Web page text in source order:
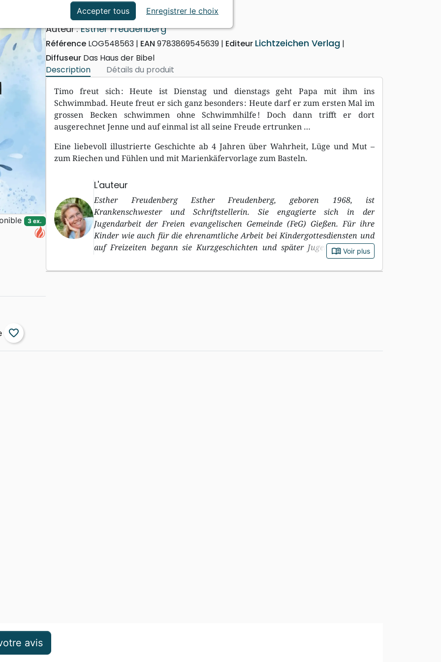
Événements actuels
Timo und das Schwimmbad
Auteur :Esther Freudenberg
Référence LOG548563 EAN 9783869545639 Editeur Lichtzeichen Verlag
Diffuseur Das Haus der Bibel
Description
Détails du produit
Timo freut sich : Heute ist Dienstag und dienstags geht Papa mit ihm ins
Schwimmbad. Heute freut er sich ganz besonders : Heute darf er zum ersten Mal im
grossen Becken schwimmen ohne Schwimmhilfe ! Doch dann trifft er dort
ausgerechnet Jenne und auf einmal ist all seine Freude ertrunken …
Eine liebevoll illustrierte Geschichte ab 4 Jahren über Wahrheit, Lüge und Mut –
zum Riechen und Fühlen und mit Marienkäfervorlage zum Basteln.
L'auteur
Esther Freudenberg Esther Freudenberg, geboren 1968, ist
Krankenschwester und Schriftstellerin. Sie engagierte sich in der
Jugendarbeit der Freien evangelischen Gemeinde (FeG) Gießen. Für ihre
Kinder wie auch für die ehrenamtliche Arbeit bei Kindergottesdiensten und
auf Freizeiten begann sie Kurzgeschichten und später Jugendromane zu
schreiben. - Esther Freudenberg ist verheiratet und hat vier Kinder.
book_open Voir plus
3 ex.
favorite_border
avis
Accepter tous Enregistrer le choix